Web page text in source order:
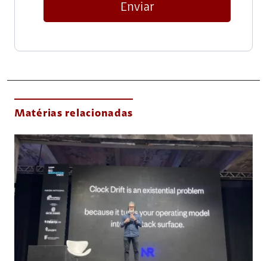
Enviar
Matérias relacionadas